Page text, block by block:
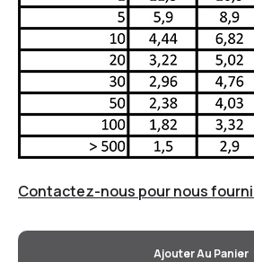
Contactez-nous pour nous
Ajouter Au Panier